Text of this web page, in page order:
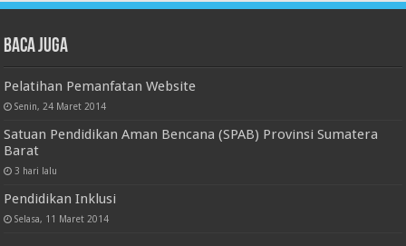
Baca juga
Pelatihan Pemanfatan Website
Senin, 24 Maret 2014
Satuan Pendidikan Aman Bencana (SPAB) Provinsi Sumatera
Barat
3 hari lalu
Pendidikan Inklusi
Selasa, 11 Maret 2014